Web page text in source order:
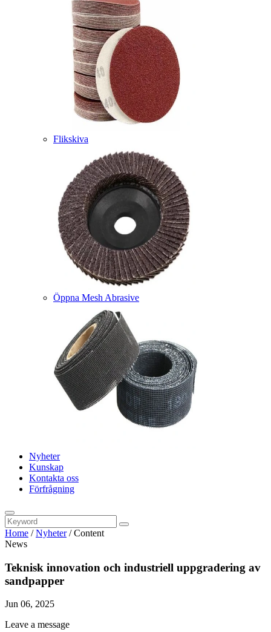
Flikskiva
Öppna Mesh Abrasive
Nyheter
Kunskap
Kontakta oss
Förfrågning
Home /Nyheter/Content
News
Teknisk innovation och industriell uppgradering av
sandpapper
Jun 06, 2025
Leave a message